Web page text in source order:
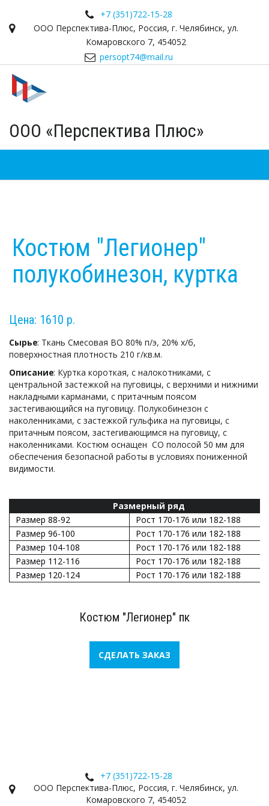
+7 (351)722-15-28
ООО Перспектива-Плюс, Россия, г. Челябинск, ул.
Комаровского 7, 454052
persopt74@mail.ru
ООО «Перспектива Плюс»
Костюм "Легионер"
полукобинезон, куртка
Цена: 1610 р.
Сырье: Ткань Смесовая ВО 80% п/э, 20% х/б,
поверхностная плотность 210 г/кв.м.
Описание: Куртка короткая, с налокотниками, с
центральной застежкой на пуговицы, с верхними и нижними
накладными карманами, с притачным поясом
застегивающийся на пуговицу. Полукобинезон с
наколенниками, с застежкой гульфика на пуговицы, с
притачным поясом, застегивающимся на пуговицу, с
наколенниками. Костюм оснащен  СО полосой 50 мм для
обеспечения безопасной работы в условиях пониженной
видимости.
Размерный ряд
Размер 88-92
Рост 170-176 или 182-188
Размер 96-100
Рост 170-176 или 182-188
Размер 104-108
Рост 170-176 или 182-188
Размер 112-116
Рост 170-176 или 182-188
Размер 120-124
Рост 170-176 или 182-188
Костюм "Легионер" пк
СДЕЛАТЬ ЗАКАЗ
+7 (351)722-15-28
ООО Перспектива-Плюс, Россия, г. Челябинск, ул.
Комаровского 7, 454052